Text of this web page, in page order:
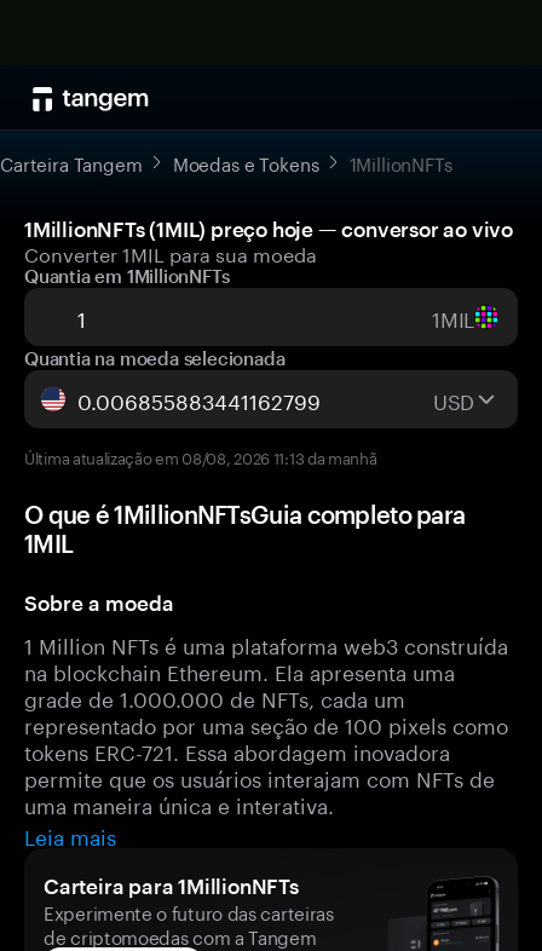
Carteira Tangem Moedas e Tokens 1MillionNFTs
1MillionNFTs (1MIL) preço hoje — conversor ao vivo
Converter 1MIL para sua moeda
Quantia em 1MillionNFTs
1MIL
Quantia na moeda selecionada
USD
Última atualização em 08/08, 2026 11:13 da manhã
O que é 1MillionNFTsGuia completo para
1MIL
Sobre a moeda
1 Million NFTs é uma plataforma web3 construída
na blockchain Ethereum. Ela apresenta uma
grade de 1.000.000 de NFTs, cada um
representado por uma seção de 100 pixels como
tokens ERC-721. Essa abordagem inovadora
permite que os usuários interajam com NFTs de
uma maneira única e interativa.
Leia mais
Carteira para 1MillionNFTs
Experimente o futuro das carteiras
de criptomoedas com a Tangem